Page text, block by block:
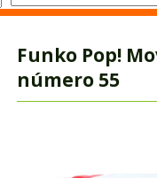
Funko Pop!
número 55